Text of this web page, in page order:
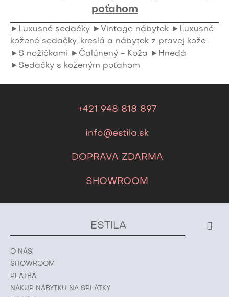
poťahom
►Luxusné sedačky ►Vintage nábytok ►Luxusné
kožené sedačky, kreslá a nábytok z pravej kože
►S nožičkami ►Čalúnený - Koža ►Hnedá
►Sedačky s koženým poťahom
+421 948 818 897
info@estila.sk
DOPRAVA ZDARMA
SHOWROOM
ESTILA
O NÁS
SHOWROOM
PLATBA
NÁKUP NÁBYTKU NA SPLÁTKY